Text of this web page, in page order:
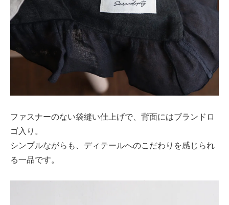
ファスナーのない袋縫い仕上げで、背面にはブランドロ
ゴ入り。
シンプルながらも、ディテールへのこだわりを感じられ
る一品です。